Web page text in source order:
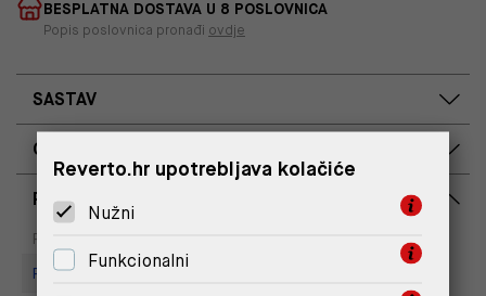
BESPLATNA DOSTAVA U 8 POSLOVNICA
Popis poslovnica pronađi ovdje
SASTAV
OPIS PROIZVODA
RASPOLOŽIVOST PO POSLOVNICAMA
Poslovnica
Replay store, Arena centar
Reverto.hr upotrebljava kolačiće
Nužni
Funkcionalni